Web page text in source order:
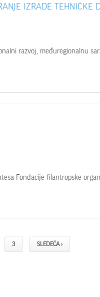
IZRADE TEHNIČKE
razvoj, međuregionalnu
Fondacije filantropske
3 SLEDEĆA ›